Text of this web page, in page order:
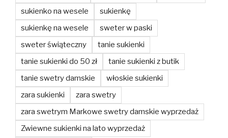
sukienko na wesele
sukienkę
sukienkę na wesele
sweter w paski
sweter świąteczny
tanie sukienki
tanie sukienki do 50 zł
tanie sukienki z butik
tanie swetry damskie
włoskie sukienki
zara sukienki
zara swetry
zara swetrym Markowe swetry damskie wyprzedaż
Zwiewne sukienki na lato wyprzedaż